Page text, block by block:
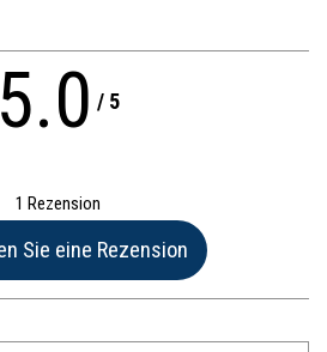
5.0 / 5
1 Rezension